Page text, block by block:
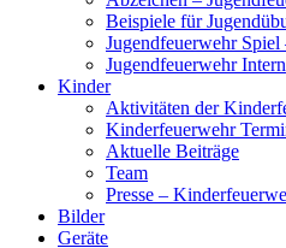
Beispiele für
Jugendfeuerwehr
Jugendfeuerwehr Intern
Kinder
Aktivitäten der
Kinderfeuerwehr
Aktuelle Beiträge
Team
Presse –
Bilder
Geräte